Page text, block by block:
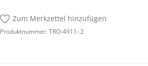
Zum Merkzettel hinzufügen
Produktnummer: TRO-4911-.2